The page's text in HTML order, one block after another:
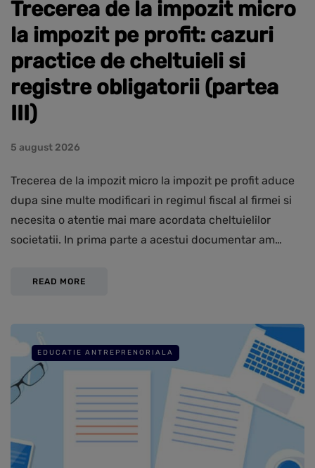
Trecerea de la impozit micro
la impozit pe profit: cazuri
practice de cheltuieli si
registre obligatorii (partea
III)
5 august 2026
Trecerea de la impozit micro la impozit pe profit aduce
dupa sine multe modificari in regimul fiscal al firmei si
necesita o atentie mai mare acordata cheltuielilor
societatii. In prima parte a acestui documentar am…
READ MORE
EDUCATIE ANTREPRENORIALA